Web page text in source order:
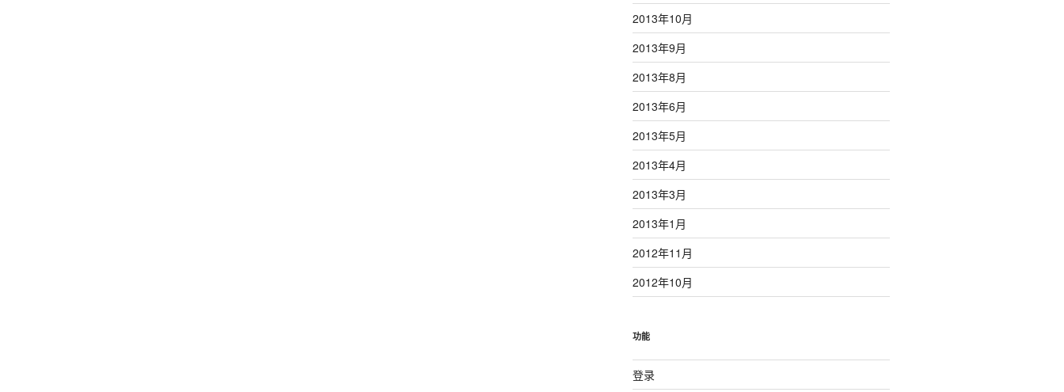
2013年10月
2013年9月
2013年8月
2013年6月
2013年5月
2013年4月
2013年3月
2013年1月
2012年11月
2012年10月
功能
登录